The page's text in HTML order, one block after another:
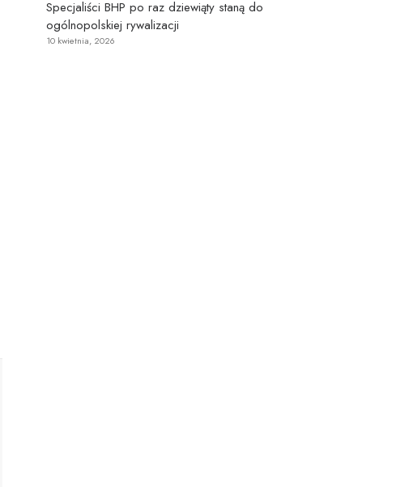
Specjaliści BHP po raz dziewiąty staną do
ogólnopolskiej rywalizacji
10 kwietnia, 2026